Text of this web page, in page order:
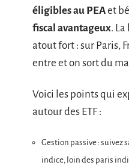
éligibles au PEAet
fiscal avantageux.
atout fort : sur Paris,
entre et on sort du
Voici les points qui
autour des ETF :
Gestion passive : suivez
indice, loin des paris